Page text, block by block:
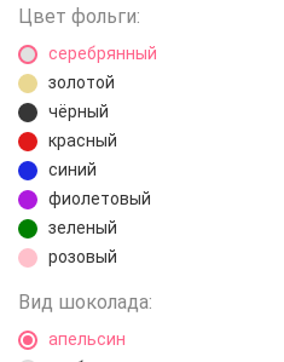
Цвет фольги:
серебрянный
золотой
чёрный
красный
синий
фиолетовый
зеленый
розовый
Вид шоколада:
апельсин